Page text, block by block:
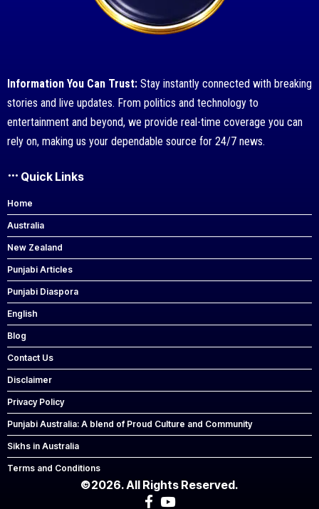
Information You Can Trust: Stay instantly connected with breaking
stories and live updates. From politics and technology to
entertainment and beyond, we provide real-time coverage you can
rely on, making us your dependable source for 24/7 news.
Quick Links
Home
Australia
New Zealand
Punjabi Articles
Punjabi Diaspora
English
Blog
Contact Us
Disclaimer
Privacy Policy
Punjabi Australia: A blend of Proud Culture and Community
Sikhs in Australia
Terms and Conditions
©2026. All Rights Reserved.